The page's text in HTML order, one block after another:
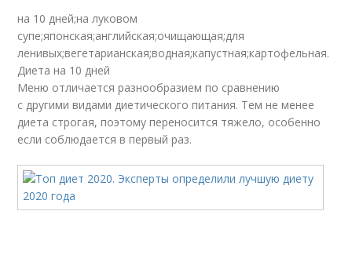
на 10 дней;на луковом
супе;японская;английская;очищающая;для
ленивых;вегетарианская;водная;капустная;картофельная.
Диета на 10 дней
Меню отличается разнообразием по сравнению
с другими видами диетического питания. Тем не менее
диета строгая, поэтому переносится тяжело, особенно
если соблюдается в первый раз.